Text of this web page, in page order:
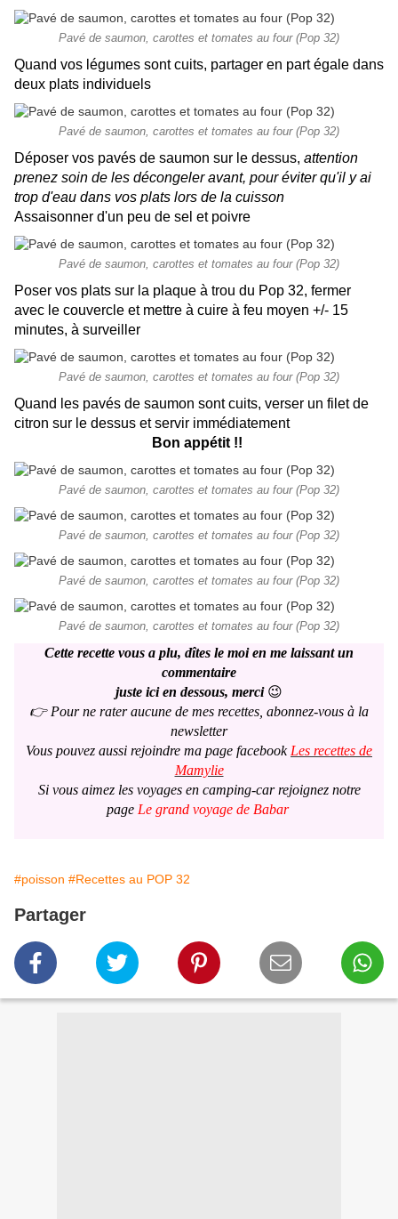
Pavé de saumon, carottes et tomates au four (Pop 32)
Quand vos légumes sont cuits, partager en part égale dans
deux plats individuels
Pavé de saumon, carottes et tomates au four (Pop 32)
Déposer vos pavés de saumon sur le dessus, attention
prenez soin de les décongeler avant, pour éviter qu'il y ai
trop d'eau dans vos plats lors de la cuisson
Assaisonner d'un peu de sel et poivre
Pavé de saumon, carottes et tomates au four (Pop 32)
Poser vos plats sur la plaque à trou du Pop 32, fermer
avec le couvercle et mettre à cuire à feu moyen +/- 15
minutes, à surveiller
Pavé de saumon, carottes et tomates au four (Pop 32)
Quand les pavés de saumon sont cuits, verser un filet de
citron sur le dessus et servir immédiatement
Bon appétit !!
Pavé de saumon, carottes et tomates au four (Pop 32)
Pavé de saumon, carottes et tomates au four (Pop 32)
Pavé de saumon, carottes et tomates au four (Pop 32)
Pavé de saumon, carottes et tomates au four (Pop 32)
Cette recette vous a plu, dîtes le moi en me laissant un
commentaire
juste ici en dessous, merci 😉
👉 Pour ne rater aucune de mes recettes, abonnez-vous à la
newsletter
Vous pouvez aussi rejoindre ma page facebook Les recettes de
Mamylie
Si vous aimez les voyages en camping-car rejoignez notre
page Le grand voyage de Babar
#poisson #Recettes au POP 32
Partager